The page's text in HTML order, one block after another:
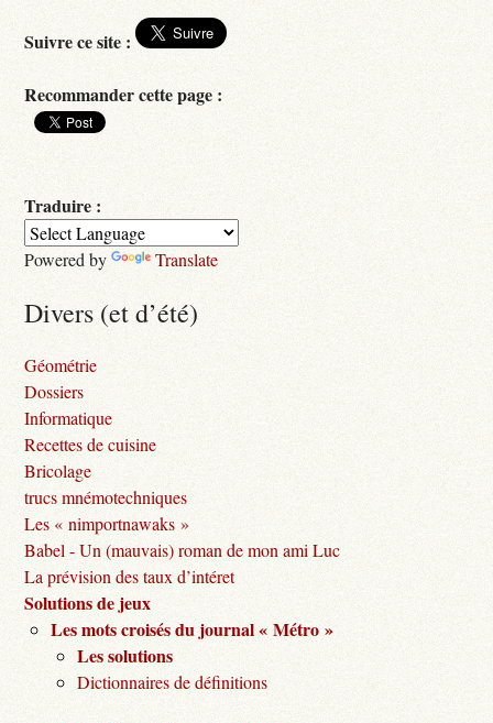
Suivre ce site :
Recommander cette page :
Traduire :
Powered by Translate
Divers (et d’été)
Géométrie
Dossiers
Informatique
Recettes de cuisine
Bricolage
trucs mnémotechniques
Les « nimportnawaks »
Babel - Un (mauvais) roman de mon ami Luc
La prévision des taux d’intéret
Solutions de jeux
Les mots croisés du journal « Métro »
Les solutions
Dictionnaires de définitions